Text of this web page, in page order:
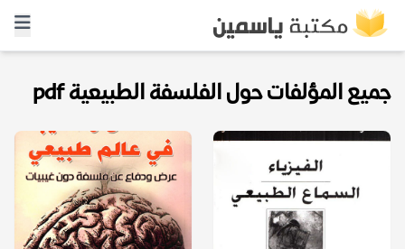
جميع المؤلفات حول الفلسفة الطبيعية pdf